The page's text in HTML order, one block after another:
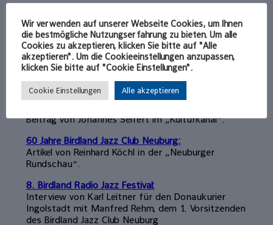
Film von Julian Benedikt über den Birdland Jazz Club
Neuburg
Neustart der „After Work Jazz Lounge“ im März
2012 nach umfassendem Umbau
Beitrag von Johannes Seifert im „Kulturkanal“ zur
Neueröffnung der Bar im Audi Forum Ingolstadt.
Hans Huber und Stephan Holstein am 12.04.2012 in
Beitrag von Johannes Seifert im „Kulturkanal“.
60 Jahre Birdland Jazz Club Neuburg:
Artikel von Reinhard Köchl in der „Neuburger
Rundschau“.
8. Birdland Radio Jazz Festival:
Interview von Karl Leitner für den Donaukurier
Ingolstadt mit Manfred Rehm, dem 1. Vorsitzenden
des Birdland Jazz Club Neuburg
Wir verwenden auf unserer Webseite Cookies, um Ihnen
die bestmögliche Nutzungserfahrung zu bieten. Um alle
Cookies zu akzeptieren, klicken Sie bitte auf "Alle
akzeptieren". Um die Cookieeinstellungen anzupassen,
klicken Sie bitte auf "Cookie Einstellungen".
Cookie Einstellungen Alle akzeptieren